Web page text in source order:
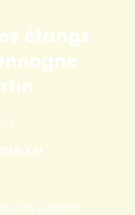
étangs
- 12h et 13h30 -